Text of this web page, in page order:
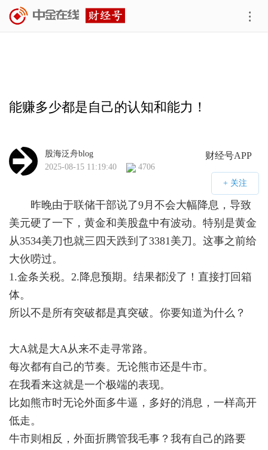
能赚多少都是自己的认知和能力！
财经号APP
股海泛舟blog
2025-08-15 11:19:40
4706
昨晚由于联储干部说了9月不会大幅降息，导致
美元硬了一下，黄金和美股盘中有波动。特别是黄金
从3534美刀也就三四天跌到了3381美刀。这事之前给
大伙唠过。
1.金条关税。2.降息预期。结果都没了！直接打回箱
体。
所以不是所有突破都是真突破。你要知道为什么？
大A就是大A从来不走寻常路。
每次都有自己的节奏。无论熊市还是牛市。
在我看来这就是一个极端的表现。
比如熊市时无论外面多牛逼，多好的消息，一样高开
低走。
牛市则相反，外面折腾管我毛事？我有自己的路要